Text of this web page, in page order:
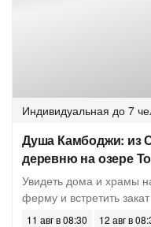
Индивидуальная до 7
Душа Камбоджи: из
деревню на озере
Увидеть дома и храмы
ферму и встретить
11 авг в 08:30
12 авг в